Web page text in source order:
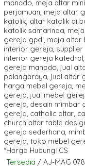
*Harga Hubungi CS
Tersedia / AJ-MAG 078